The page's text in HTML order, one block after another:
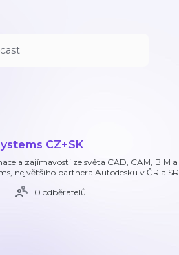
CZ+SK
a zajímavosti ze světa CAD, CAM, BIM
největšího partnera Autodesku v ČR a
0 odběratelů